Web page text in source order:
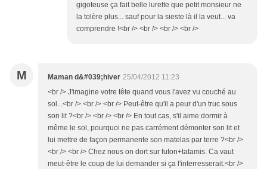
gigoteuse ça fait belle lurette que petit monsieur ne
la tolère plus... sauf pour la sieste là il la veut... va
comprendre !<br /> <br /> <br /> <br />
M Maman d&#039;hiver 25/04/2012 11:23
<br /> J'imagine votre tête quand vous l'avez vu couché au
sol...<br /> <br /> <br /> Peut-être qu'il a peur d'un truc sous
son lit ?<br /> <br /> <br /> En tout cas, s'il aime dormir à
même le sol, pourquoi ne pas carrément démonter son lit et
lui mettre de façon permanente son matelas par terre ?<br />
<br /> <br /> Chez nous on dort sur futon+tatamis. Ca vaut
meut-être le coup de lui demander si ça l'interresserait.<br />